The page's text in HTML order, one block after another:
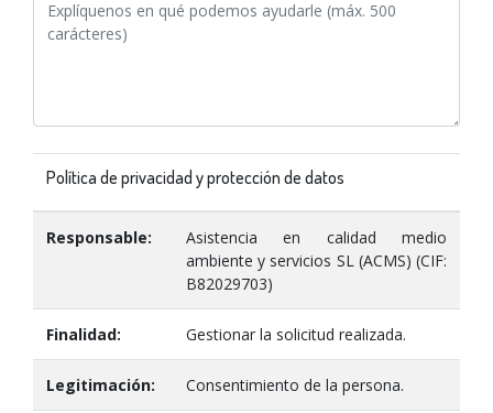
Política de privacidad y protección de datos
Responsable:
Asistencia en calidad medio
ambiente y servicios SL (ACMS) (CIF:
B82029703)
Finalidad: Gestionar la solicitud realizada.
Legitimación: Consentimiento de la persona.